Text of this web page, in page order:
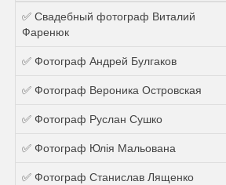
✅ Свадебный фотограф Виталий
Фаренюк
✅ Фотограф Андрей Булгаков
✅ Фотограф Вероника Островская
✅ Фотограф Руслан Сушко
✅ Фотограф Юлія Мальована
✅ Фотограф Станислав Лященко